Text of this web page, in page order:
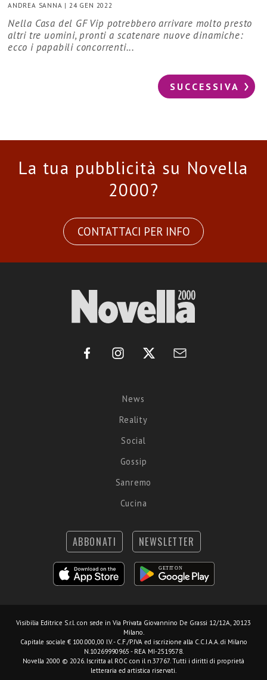
ANDREA SANNA |24 GEN 2022
Nella Casa del GF Vip potrebbero arrivare molto presto
altri tre uomini, pronti a scatenare nuove dinamiche:
ecco i papabili concorrenti...
SUCCESSIVA
La tua pubblicità su Novella
2000?
CONTATTACI PER INFO
News
Reality
Social
Gossip
Sanremo
Cucina
ABBONATI NEWSLETTER
Visibilia Editrice S.r.l. con sede in Via Privata Giovannino De Grassi 12/12A, 20123
Milano.
Capitale sociale € 100.000,00 I.V. - C.F./P.IVA ed iscrizione alla C.C.I.A.A. di Milano
N.10269990965 - REA MI-2519578.
Novella 2000 © 2026. Iscritta al ROC con il n.37767. Tutti i diritti di proprietà
letteraria ed artistica riservati.